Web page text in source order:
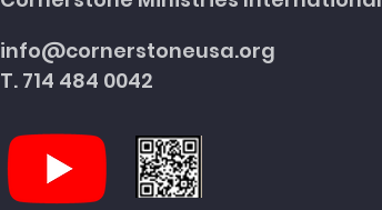
info@cornerstoneusa.org
T. 714 484 0042